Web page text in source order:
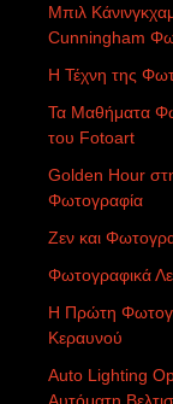
Μπιλ
Cunningham
Η Τέχνη της
Τα Μαθήματα
του Fotoart
Golden Hour
Φωτογραφία
Ζεν και
Φωτογραφικά
Η Πρώτη
Κεραυνού
Auto Lighting